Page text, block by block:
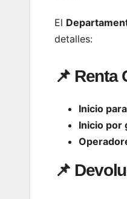
El
detalles:
📌 Renta
Inicio
Inicio por
📌